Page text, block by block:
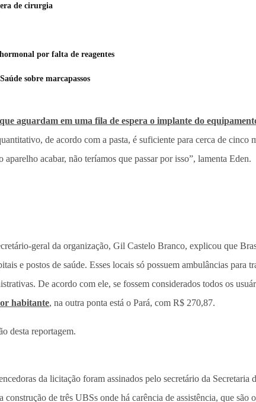
de cirurgia
por falta de reagentes
sobre marcapassos
aguardam em uma fila de espera o implante do
de acordo com a pasta, é suficiente para cerca de cinco
acabar, não teríamos que passar por isso”, lamenta Eden.
geral da organização, Gil Castelo Branco, explicou que
e postos de saúde. Esses locais só possuem ambulâncias para
De acordo com ele, se fossem considerados todos os
habitante, na outra ponta está o Pará, com R$ 270,87.
desta reportagem.
da licitação foram assinados pelo secretário da
de três UBSs onde há carência de assistência, que